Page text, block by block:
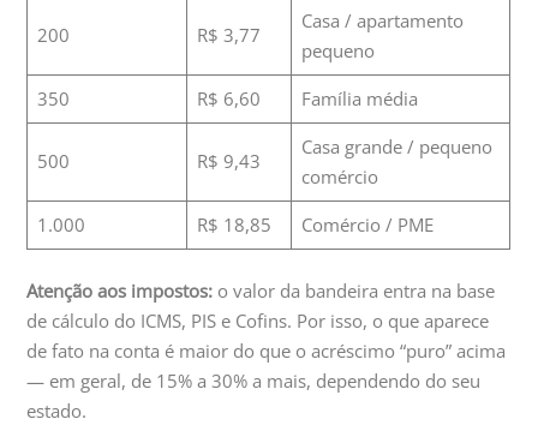
200 R$ 3,77
Casa / apartamento
pequeno
350
R$ 6,60 Família média
500 R$ 9,43
Casa grande / pequeno
comércio
1.000
R$ 18,85 Comércio / PME
Atenção aos impostos: o valor da bandeira entra na base
de cálculo do ICMS, PIS e Cofins. Por isso, o que aparece
de fato na conta é maior do que o acréscimo “puro” acima
— em geral, de 15% a 30% a mais, dependendo do seu
estado.